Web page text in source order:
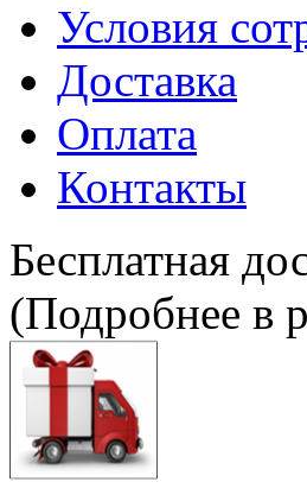
Условия
Доставка
Оплата
Контакты
Бесплатная
(Подробнее в